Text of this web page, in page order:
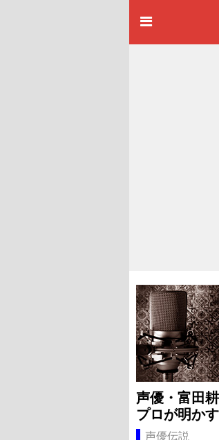
声優・富田
プロが明か
声優伝説